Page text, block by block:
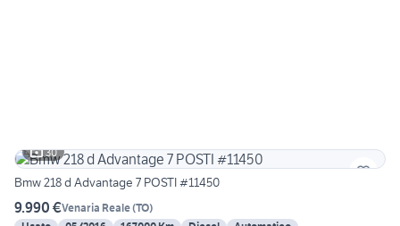
30
Bmw 218 d Advantage 7 POSTI #11450
9.990 €Venaria Reale(TO)